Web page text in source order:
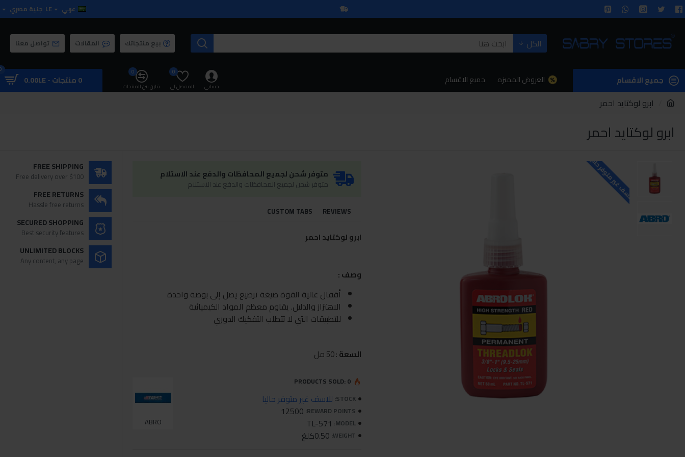
عربي LE جنية مصري
الكل بيع منتجاتك المقالات تواصل معنا
جميع الاقسام العروض المميزه جميع الاقسام
حسابي المفضل لي
0
قارن بين المنتجات
0
0 منتجات - 0.00LE
ابرو لوكتايد احمر
ابرو لوكتايد احمر
للاسف غير متوفر حاليا متوفر شحن لجميع المحافظات والدفع عند الاستلام
متوفر شحن لجميع المحافظات والدفع عند الاستلام
REVIEWS
CUSTOM TABS
ابرو لوكتايد احمر
وصف :
أقفال عالية القوة صيغة ترصيع يصل إلى بوصة واحدة
الاهتزاز والدليل. يقاوم معظم المواد الكيميائية
للتطبيقات التي لا تتطلب التفكيك الدوري
السعة: 50 مل
STOCK: للاسف غير متوفر حاليا
REWARD POINTS:
12500
MODEL:
TL-571
WEIGHT: 0.50كلغ
ABRO
PRODUCTS SOLD: 0
FREE SHIPPING
Free delivery over $100
FREE RETURNS
Hassle free returns
SECURED SHOPPING
Best security features
UNLIMITED BLOCKS
Any content, any page